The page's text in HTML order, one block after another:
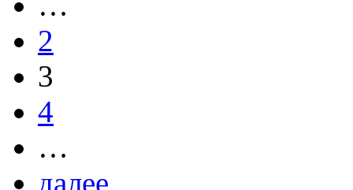
2
3
4
…
далее